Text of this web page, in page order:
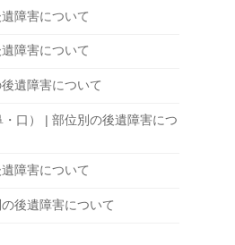
障害について
障害について
遺障害について
口） | 部位別の後遺障害につ
障害について
後遺障害について